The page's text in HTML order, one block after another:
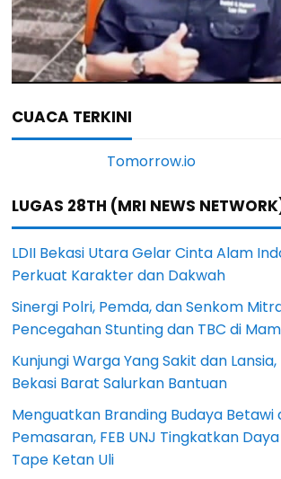
CUACA TERKINI
LUGAS 28TH (MRI NEWS
LDII Bekasi Utara Gelar Cinta Alam
Perkuat Karakter dan Dakwah
Sinergi Polri, Pemda, dan Senkom
Pencegahan Stunting dan TBC di
Kunjungi Warga Yang Sakit dan
Bekasi Barat Salurkan Bantuan
Menguatkan Branding Budaya
Pemasaran, FEB UNJ Tingkatkan
Tape Ketan Uli